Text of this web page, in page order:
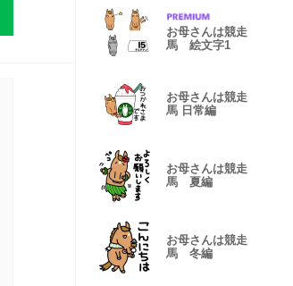
お母さんは競走
馬 絵文字1
お母さんは競走
馬 日常編
お母さんは競走
馬 夏編
お母さんは競走
馬 冬編